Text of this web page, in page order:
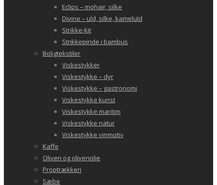
Eclips – mohair, silke
Divine – uld, silke, kameluld
Strikke-kit
Strikkepinde i bambus
Boligtekstiler
Viskestykker
Viskestykke – dyr
Viskestykke – gastronomi
Viskestykke kunst
Viskestykke maritim
Viskestykke natur
Viskestykke vinmotiv
Kaffe
Oliven og olivenolie
Proptrækkeri
Sæbe